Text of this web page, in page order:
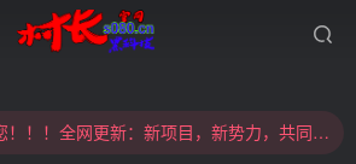
村长黑科技欢迎您！！！全网更新：新项目，新势力，共同发展
村长黑科技欢迎您！！！全网更新：新项目，新势力，共同发展